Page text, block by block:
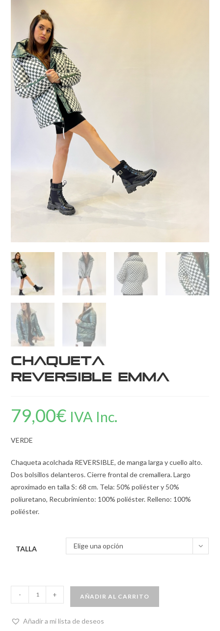
Chaqueta
Reversible Emma
79,00€ IVA Inc.
VERDE
Chaqueta acolchada REVERSIBLE, de manga larga y cuello alto.
Dos bolsillos delanteros. Cierre frontal de cremallera. Largo
aproximado en talla S: 68 cm. Tela: 50% poliéster y 50%
poliuretano, Recubrimiento: 100% poliéster. Relleno: 100%
poliéster.
TALLA Elige una opción
- + AÑADIR AL CARRITO
Añadir a mi lista de deseos